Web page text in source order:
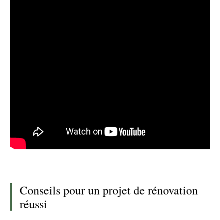
Conseils pour un projet de rénovation
réussi